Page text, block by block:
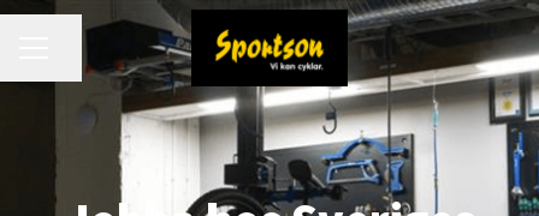
KARRIÄRMENY
Dela sidan